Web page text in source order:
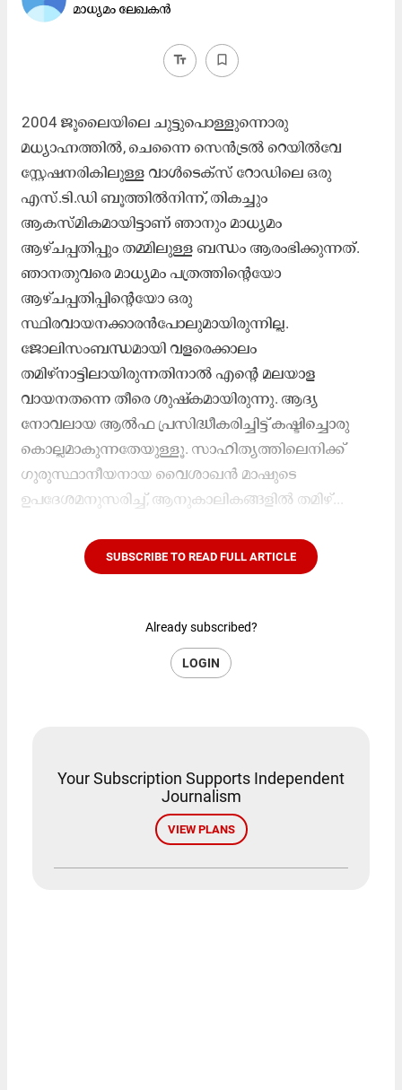
മാധ്യമം ലേഖകൻ
text_fields bookmark_border
2004 ജൂലൈയിലെ ചുട്ടുപൊള്ളുന്നൊരു
മധ്യാഹ്നത്തിൽ, ചെന്നൈ സെൻട്രൽ ​െറയിൽവേ
സ്റ്റേഷനരികിലുള്ള വാൾടെക്സ് റോഡിലെ ഒരു
എസ്.ടി.ഡി ബൂത്തിൽനിന്ന്, തികച്ചും
ആകസ്മികമായിട്ടാണ് ഞാനും മാധ്യമം
ആഴ്ചപ്പതിപ്പും തമ്മിലുള്ള ബന്ധം ആരംഭിക്കുന്നത്.
ഞാനതുവരെ മാധ്യമം പത്രത്തിന്റെയോ
ആഴ്ചപ്പതിപ്പിന്റെയോ ഒരു
സ്ഥിരവായനക്കാരൻപോലുമായിരുന്നില്ല.
ജോലിസംബന്ധമായി വളരെക്കാലം
തമിഴ്നാട്ടിലായിരുന്നതിനാൽ എന്റെ മലയാള
വായനതന്നെ തീരെ ശുഷ്കമായിരുന്നു. ആദ്യ
നോവലായ ആൽഫ പ്രസിദ്ധീകരിച്ചിട്ട് കഷ്ടിച്ചൊരു
കൊല്ലമാകുന്നതേയുള്ളൂ. സാഹിത്യത്തിലെനിക്ക്
ഗുരുസ്ഥാനീയനായ വൈശാഖൻ മാഷുടെ
ഉപദേശമനുസരിച്ച്, ആനുകാലികങ്ങളിൽ തമിഴ്...
SUBSCRIBE TO READ FULL ARTICLE
Already subscribed?
LOGIN
Your Subscription Supports Independent
Journalism
VIEW PLANS